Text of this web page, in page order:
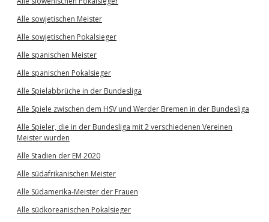
Alle sowjetischen Meister
Alle sowjetischen Pokalsieger
Alle spanischen Meister
Alle spanischen Pokalsieger
Alle Spielabbrüche in der Bundesliga
Alle Spiele zwischen dem HSV und Werder Bremen in der Bundesliga
Alle Spieler, die in der Bundesliga mit 2 verschiedenen Vereinen
Meister wurden
Alle Stadien der EM 2020
Alle südafrikanischen Meister
Alle Südamerika-Meister der Frauen
Alle südkoreanischen Pokalsieger